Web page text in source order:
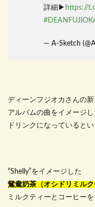
詳細▶ https://
— A-Sketch
ディーンフジオカさんの
アルバムの曲をイメージし
ドリンクになっているとい
“Shelly”をイメージした
鴛鴦奶茶（オシドリミルク
ミルクティーとコーヒー